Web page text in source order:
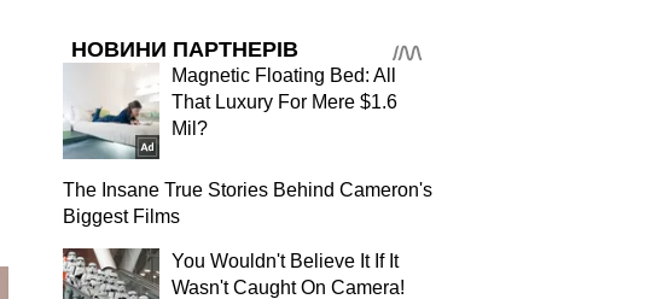
НОВИНИ ПАРТНЕРІВ
Magnetic Floating Bed: All
That Luxury For Mere $1.6
Mil?
The Insane True Stories Behind Cameron's
Biggest Films
You Wouldn't Believe It If It
Wasn't Caught On Camera!